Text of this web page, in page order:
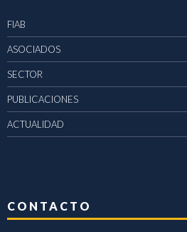
FIAB
ASOCIADOS
SECTOR
PUBLICACIONES
ACTUALIDAD
CONTACTO